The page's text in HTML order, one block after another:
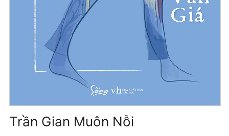
Trần Gian Muôn Nỗi